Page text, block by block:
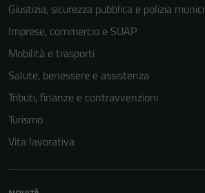
Giustizia, sicurezza pubblica e polizia
Imprese, commercio e SUAP
Mobilità e trasporti
Salute, benessere e assistenza
Tributi, finanze e contravvenzioni
Turismo
Vita lavorativa